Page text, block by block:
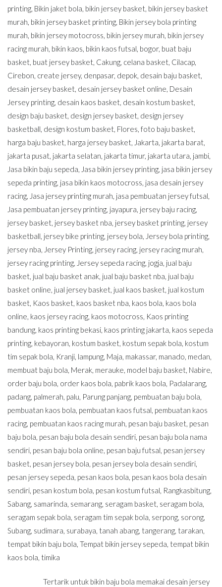
printing, Bikin jaket bola, bikin jersey basket, bikin jersey basket
murah, bikin jersey basket printing, Bikin jersey bola printing
murah, bikin jersey motocross, bikin jersey murah, bikin jersey
racing murah, bikin kaos, bikin kaos futsal, bogor, buat baju
basket, buat jersey basket, Cakung, celana basket, Cilacap,
Cirebon, create jersey, denpasar, depok, desain baju basket,
desain jersey basket, desain jersey basket online, Desain
Jersey printing, desain kaos basket, desain kostum basket,
design baju basket, design jersey basket, design jersey
basketball, design kostum basket, Flores, foto baju basket,
harga baju basket, harga jersey basket, Jakarta, jakarta barat,
jakarta pusat, jakarta selatan, jakarta timur, jakarta utara, jambi,
Jasa bikin baju sepeda, Jasa bikin jersey printing, jasa bikin jersey
sepeda printing, jasa bikin kaos motocross, jasa desain jersey
racing, Jasa jersey printing murah, jasa pembuatan jersey futsal,
Jasa pembuatan jersey printing, jayapura, jersey baju racing,
jersey basket, jersey basket nba, jersey basket printing, jersey
basketball, jersey bike printing, jersey bola, Jersey bola printing,
jersey nba, Jersey Printing, jersey racing, jersey racing murah,
jersey racing printing, Jersey sepeda racing, jogja, jual baju
basket, jual baju basket anak, jual baju basket nba, jual baju
basket online, jual jersey basket, jual kaos basket, jual kostum
basket, Kaos basket, kaos basket nba, kaos bola, kaos bola
online, kaos jersey racing, kaos motocross, Kaos printing
bandung, kaos printing bekasi, kaos printing jakarta, kaos sepeda
printing, kebayoran, kostum basket, kostum sepak bola, kostum
tim sepak bola, Kranji, lampung, Maja, makassar, manado, medan,
membuat baju bola, Merak, merauke, model baju basket, Nabire,
order baju bola, order kaos bola, pabrik kaos bola, Padalarang,
padang, palmerah, palu, Parung panjang, pembuatan baju bola,
pembuatan kaos bola, pembuatan kaos futsal, pembuatan kaos
racing, pembuatan kaos racing murah, pesan baju basket, pesan
baju bola, pesan baju bola desain sendiri, pesan baju bola nama
sendiri, pesan baju bola online, pesan baju futsal, pesan jersey
basket, pesan jersey bola, pesan jersey bola desain sendiri,
pesan jersey sepeda, pesan kaos bola, pesan kaos bola desain
sendiri, pesan kostum bola, pesan kostum futsal, Rangkasbitung,
Sabang, samarinda, semarang, seragam basket, seragam bola,
seragam sepak bola, seragam tim sepak bola, serpong, sorong,
Subang, sudimara, surabaya, tanah abang, tangerang, tarakan,
tempat bikin baju bola, Tempat bikin jersey sepeda, tempat bikin
kaos bola, timika
Tertarik untuk bikin baju bola memakai desain jersey